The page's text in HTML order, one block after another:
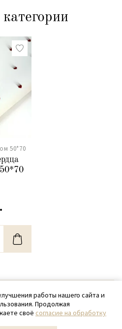
50*70
2026 SamPack
699-97-87
работы нашего сайта и
Продолжая
своё согласие на обработку